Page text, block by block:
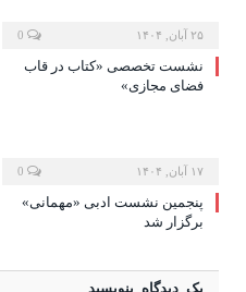
۲۵ آبان, ۱۴۰۴
نشست تخصصی «کتاب در قاب
فضای مجازی»
۱۷ آبان, ۱۴۰۴
پنجمین نشست ادبی «مهمانی»
برگزار شد
یک دیدگاه بنویسید